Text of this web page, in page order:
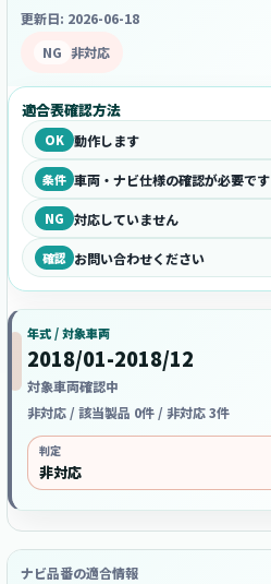
更新日: 2026-06-18
NG 非対応
適合表確認方法
OK 動作します
条件 車両・ナビ仕様の確認が必要です
NG 対応していません
確認 お問い合わせください
年式 / 対象車両
2018/01-2018/12
対象車両確認中
非対応 / 該当製品 0件 / 非対応 3件
判定
非対応
ナビ品番の適合情報